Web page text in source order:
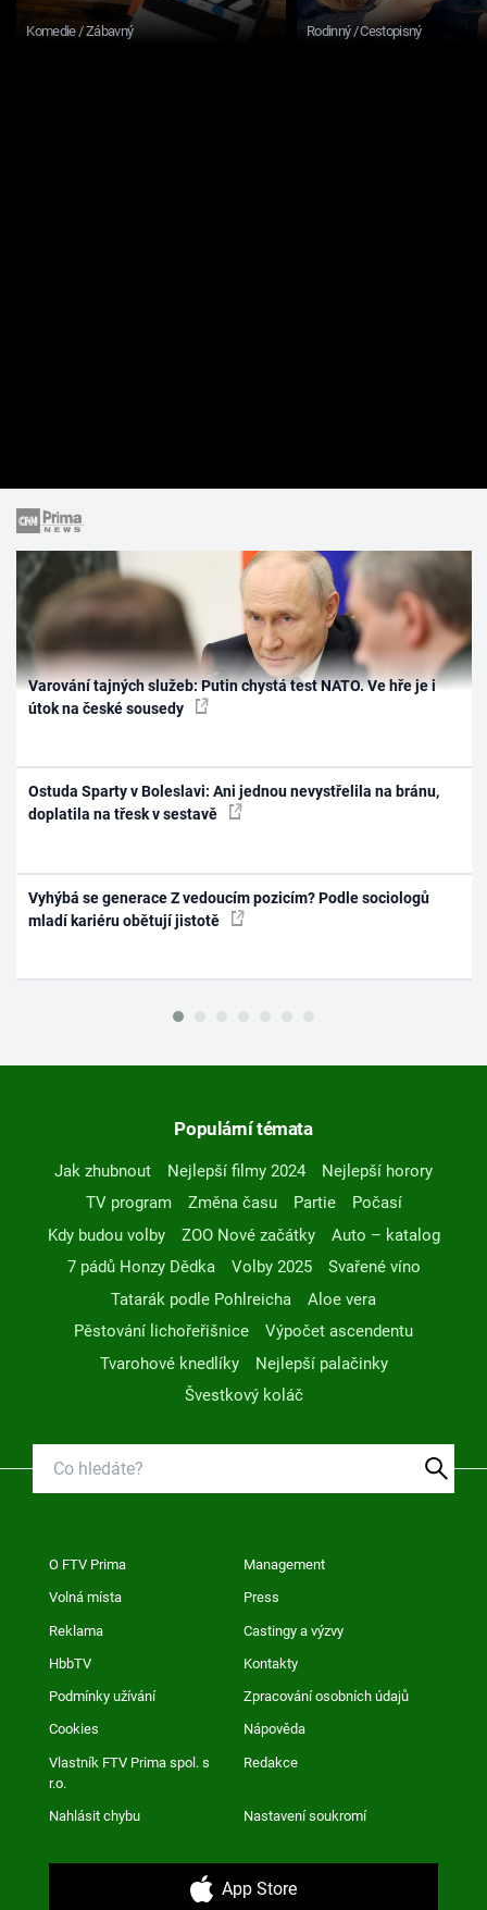
Komedie / Zábavný Rodinný / Cestopisný
Varování tajných služeb: Putin chystá test NATO. Ve hře je i
útok na české sousedy
Ostuda Sparty v Boleslavi: Ani jednou nevystřelila na bránu,
doplatila na třesk v sestavě
Vyhýbá se generace Z vedoucím pozicím? Podle sociologů
mladí kariéru obětují jistotě
Populární témata
Jak zhubnout Nejlepší filmy 2024
Nejlepší horory
TV program
Změna času Partie
Počasí
Kdy budou volby
ZOO Nové začátky
Auto – katalog
7 pádů Honzy Dědka
Volby 2025
Svařené víno
Tatarák podle Pohlreicha
Aloe vera
Pěstování lichořeřišnice
Výpočet ascendentu
Tvarohové knedlíky
Nejlepší palačinky
Švestkový koláč
O FTV Prima Management
Volná místa Press
Reklama Castingy a výzvy
HbbTV Kontakty
Podmínky užívání Zpracování osobních údajů
Cookies Nápověda
Vlastník FTV Prima spol. s
r.o.
Redakce
Nahlásit chybu Nastavení soukromí
App Store